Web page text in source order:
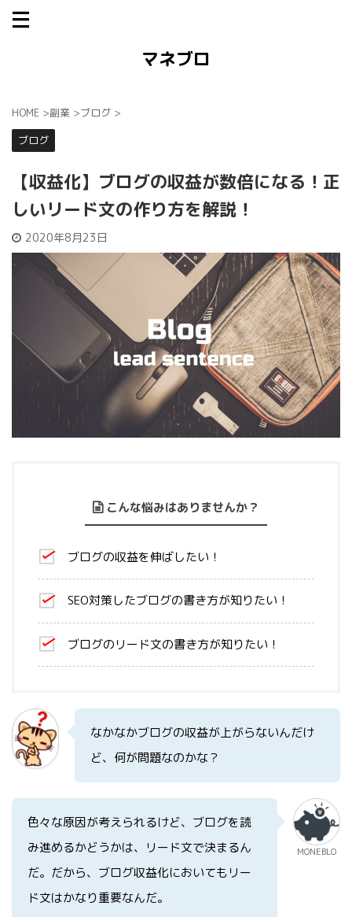
マネブロ
HOME >副業 >ブログ >
ブログ
【収益化】ブログの収益が数倍になる！正
しいリード文の作り方を解説！
2020年8月23日
こんな悩みはありませんか？
ブログの収益を伸ばしたい！
SEO対策したブログの書き方が知りたい！
ブログのリード文の書き方が知りたい！
なかなかブログの収益が上がらないんだけ
ど、何が問題なのかな？
色々な原因が考えられるけど、ブログを読
み進めるかどうかは、リード文で決まるん
だ。だから、ブログ収益化においてもリー
ド文はかなり重要なんだ。
MONEBLO